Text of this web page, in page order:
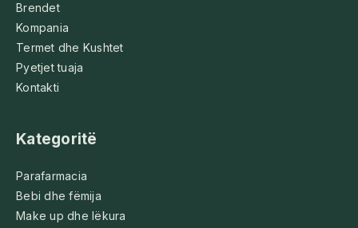
Brendet
Kompania
Termet dhe Kushtet
Pyetjet tuaja
Kontakti
Kategoritë
Parafarmacia
Bebi dhe fëmija
Make up dhe lëkura